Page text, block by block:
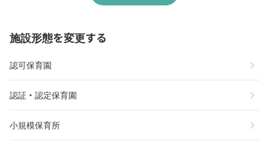
施設形態を変更する
認可保育園 chevron_right
認証・認定保育園 chevron_right
小規模保育所 chevron_right